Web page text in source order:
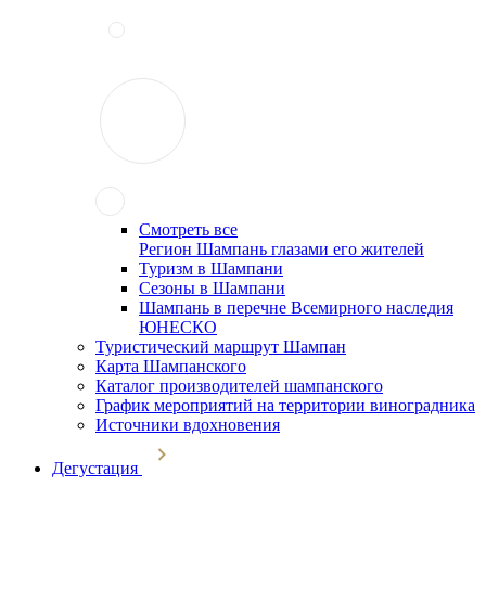
Смотреть все
Регион Шампань глазами его жителей
Туризм в Шампани
Сезоны в Шампани
Шампань в перечне Всемирного наследия
ЮНЕСКО
Туристический маршрут Шампан
Карта Шампанского
Каталог производителей шампанского
График мероприятий на территории виноградника
Источники вдохновения
Дегустация